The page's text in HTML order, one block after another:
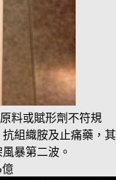
料或賦形劑不符規
組織胺及止痛藥，其
暴第二波。
億